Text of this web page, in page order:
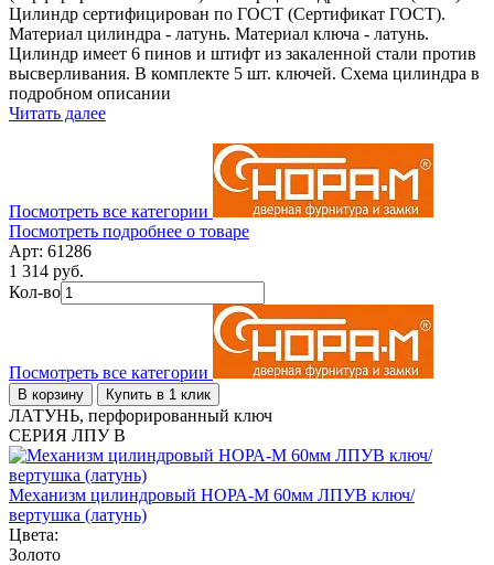
Цилиндр сертифицирован по ГОСТ (Сертификат ГОСТ).
Материал цилиндра - латунь. Материал ключа - латунь.
Цилиндр имеет 6 пинов и штифт из закаленной стали против
высверливания. В комплекте 5 шт. ключей. Схема цилиндра в
подробном описании
Читать далее
Посмотреть все категории
Посмотреть подробнее о товаре
Арт: 61286
1 314 руб.
Кол-во
Посмотреть все категории
В корзину Купить в 1 клик
ЛАТУНЬ, перфорированный ключ
СЕРИЯ ЛПУ В
Механизм цилиндровый НОРА-М 60мм ЛПУВ ключ/
вертушка (латунь)
Цвета:
Золото